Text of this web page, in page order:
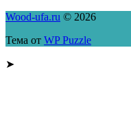
Wood-ufa.ru © 2026
Тема от WP Puzzle
➤